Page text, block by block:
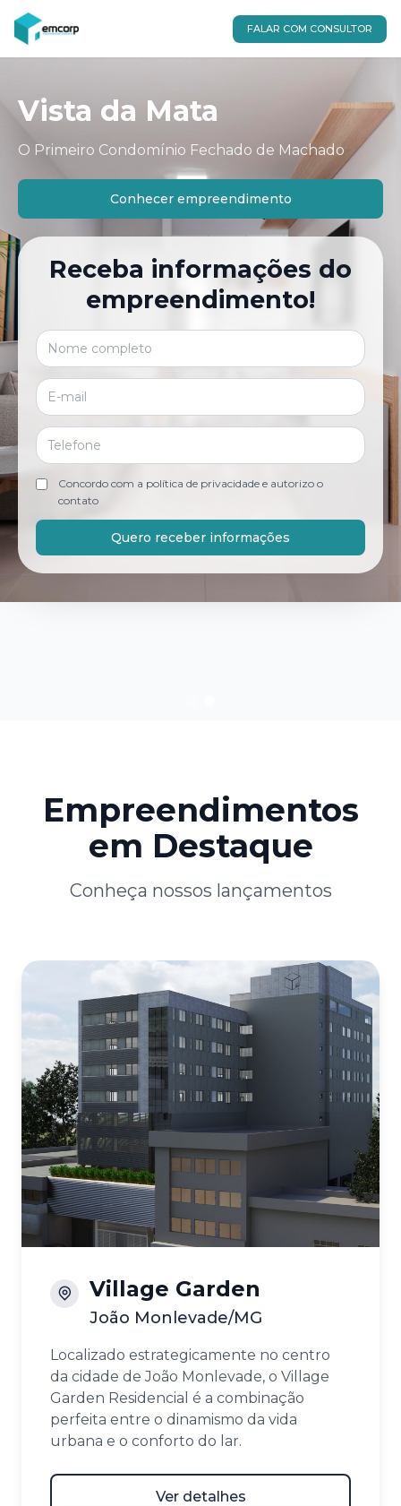
FALAR COM CONSULTOR
Vista da Mata
O Primeiro Condomínio Fechado de Machado
Conhecer empreendimento
Receba informações do
empreendimento!
Concordo com a política de privacidade e autorizo o
contato
Quero receber informações
Empreendimentos
em Destaque
Conheça nossos lançamentos
Village Garden
João Monlevade/MG
Localizado estrategicamente no centro
da cidade de João Monlevade, o Village
Garden Residencial é a combinação
perfeita entre o dinamismo da vida
urbana e o conforto do lar.
Ver detalhes